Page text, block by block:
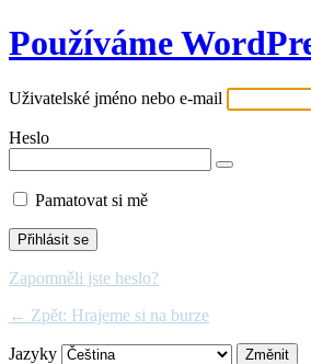
Používáme
Uživatelské jméno nebo e-mail
Heslo
Pamatovat si mě
Zapomněli jste heslo?
← Zpět: Hrajeme si na burze
Jazyky